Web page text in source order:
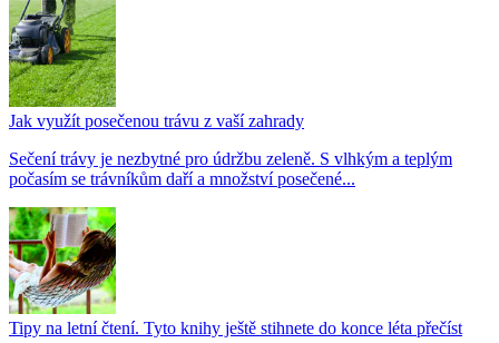
Jak využít posečenou trávu z vaší zahrady
Sečení trávy je nezbytné pro údržbu zeleně. S vlhkým a teplým
počasím se trávníkům daří a množství posečené...
Tipy na letní čtení. Tyto knihy ještě stihnete do konce léta přečíst